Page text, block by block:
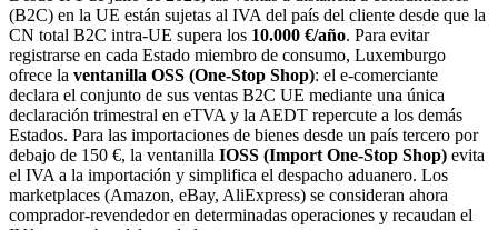
(B2C) en la UE están sujetas al IVA del país del cliente desde que la
CN total B2C intra-UE supera los 10.000 €/año. Para evitar
registrarse en cada Estado miembro de consumo, Luxemburgo
ofrece la ventanilla OSS (One-Stop Shop): el e-comerciante
declara el conjunto de sus ventas B2C UE mediante una única
declaración trimestral en eTVA y la AEDT repercute a los demás
Estados. Para las importaciones de bienes desde un país tercero por
debajo de 150 €, la ventanilla IOSS (Import One-Stop Shop) evita
el IVA a la importación y simplifica el despacho aduanero. Los
marketplaces (Amazon, eBay, AliExpress) se consideran ahora
comprador-revendedor en determinadas operaciones y recaudan el